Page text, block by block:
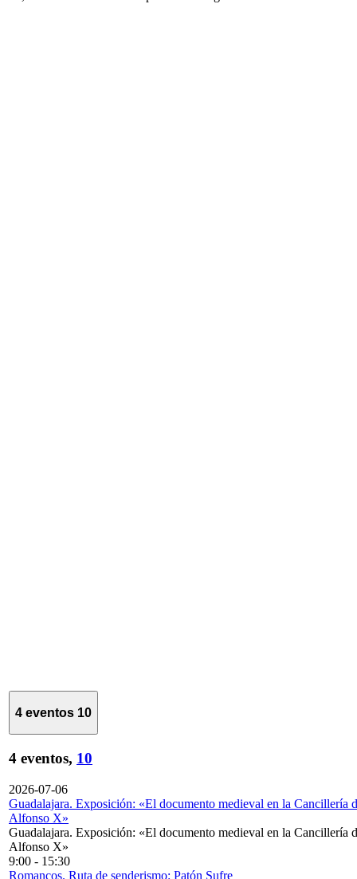
4 eventos 10
4 eventos, 10
2026-07-06
Guadalajara. Exposición: «El documento medieval en la Cancillería
Alfonso X»
Guadalajara. Exposición: «El documento medieval en la Cancillería
Alfonso X»
9:00 - 15:30
Romancos. Ruta de senderismo: Patón Sufre